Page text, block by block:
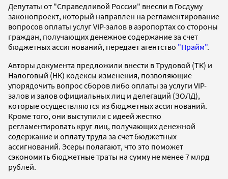
Депутаты от "Справедливой России" внесли в Госдуму
законопроект, который направлен на регламентирование
вопросов оплаты услуг VIP-залов в аэропортах со стороны
граждан, получающих денежное содержание за счет
бюджетных ассигнований, передает агентство "Прайм".
Авторы документа предложили внести в Трудовой (ТК) и
Налоговый (НК) кодексы изменения, позволяющие
упорядочить вопрос сборов либо оплаты за услуги VIP-
залов и залов официальных лиц и делегаций (ЗОЛД),
которые осуществляются из бюджетных ассигнований.
Кроме того, они выступили с идеей жестко
регламентировать круг лиц, получающих денежной
содержание и оплату труда за счет бюджетных
ассигнований. Эсеры полагают, что это поможет
сэкономить бюджетные траты на сумму не менее 7 млрд
рублей.